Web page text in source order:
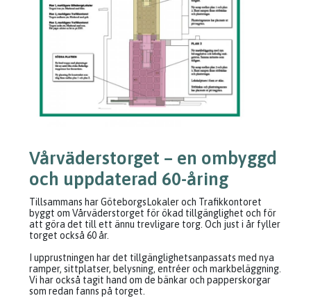
Vårväderstorget – en ombyggd
och uppdaterad 60-åring
Tillsammans har GöteborgsLokaler och Trafikkontoret
byggt om Vårväderstorget för ökad tillgänglighet och för
att göra det till ett ännu trevligare torg. Och just i år fyller
torget också 60 år.
I upprustningen har det tillgänglighetsanpassats med nya
ramper, sittplatser, belysning, entréer och markbeläggning.
Vi har också tagit hand om de bänkar och papperskorgar
som redan fanns på torget.